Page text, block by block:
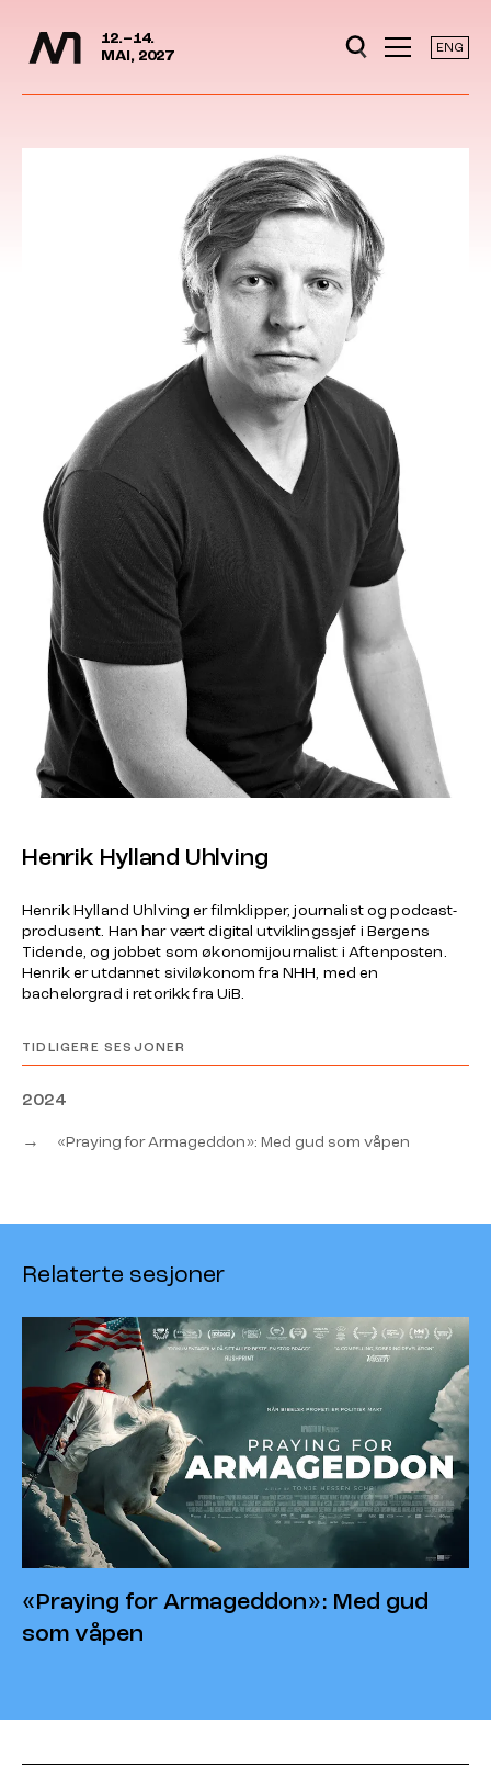
Hopp til hovedinnhold
12.–14.
MAI, 2027
ENG
Henrik Hylland Uhlving
Henrik Hylland Uhlving er filmklipper, journalist og podcast-
produsent. Han har vært digital utviklingssjef i Bergens
Tidende, og jobbet som økonomijournalist i Aftenposten.
Henrik er utdannet siviløkonom fra NHH, med en
bachelorgrad i retorikk fra UiB.
TIDLIGERE SESJONER
2024
→ «Praying for Armageddon»: Med gud som våpen
Relaterte sesjoner
«Praying for Armageddon»: Med gud
som våpen